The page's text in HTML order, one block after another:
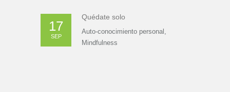
17
SEP
Quédate solo
Auto-conocimiento personal ,
Mindfulness